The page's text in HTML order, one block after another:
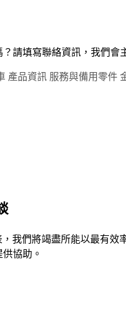
請填寫聯絡資訊，我們會
產品資訊 服務與備用零件
我們將竭盡所能以最有效
協助。